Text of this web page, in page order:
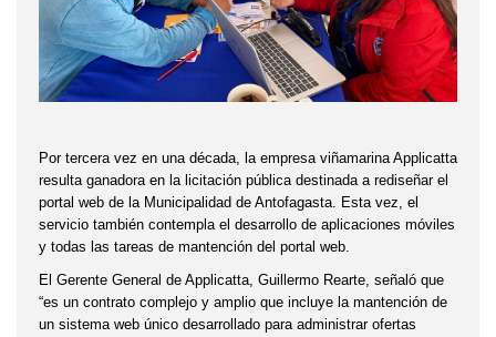
Por tercera vez en una década, la empresa viñamarina Applicatta
resulta ganadora en la licitación pública destinada a rediseñar el
portal web de la Municipalidad de Antofagasta. Esta vez, el
servicio también contempla el desarrollo de aplicaciones móviles
y todas las tareas de mantención del portal web.
El Gerente General de Applicatta, Guillermo Rearte, señaló que
“es un contrato complejo y amplio que incluye la mantención de
un sistema web único desarrollado para administrar ofertas